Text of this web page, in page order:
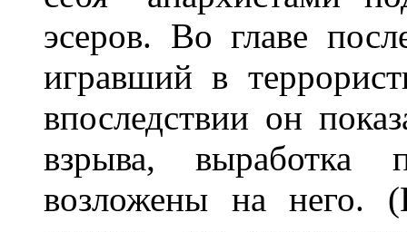
эсеров. Во главе
игравший в
впоследствии он
взрыва, выработка
возложены на него.